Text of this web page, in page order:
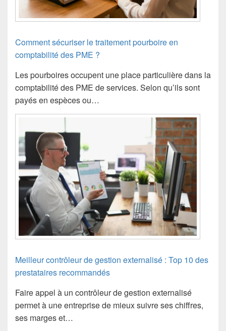
Comment sécuriser le traitement pourboire en
comptabilité des PME ?
Les pourboires occupent une place particulière dans la
comptabilité des PME de services. Selon qu’ils sont
payés en espèces ou…
Meilleur contrôleur de gestion externalisé : Top 10 des
prestataires recommandés
Faire appel à un contrôleur de gestion externalisé
permet à une entreprise de mieux suivre ses chiffres,
ses marges et…